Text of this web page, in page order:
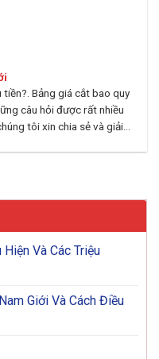
Bảng giá cắt bao quy
câu hỏi được rất nhiều
tôi xin chia sẻ và giải...
Và Các Triệu
Giới Và Cách Điều